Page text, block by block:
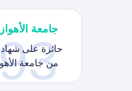
جامعة
حائزة على
من جامعة